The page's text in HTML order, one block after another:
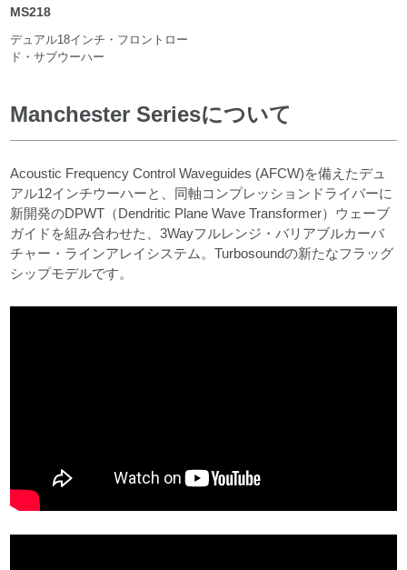
MS218
デュアル18インチ・フロントロー
ド・サブウーハー
Manchester Seriesについて
Acoustic Frequency Control Waveguides (AFCW)を備えたデュ
アル12インチウーハーと、同軸コンプレッションドライバーに
新開発のDPWT（Dendritic Plane Wave Transformer）ウェーブ
ガイドを組み合わせた、3Wayフルレンジ・バリアブルカーバ
チャー・ラインアレイシステム。Turbosoundの新たなフラッグ
シップモデルです。